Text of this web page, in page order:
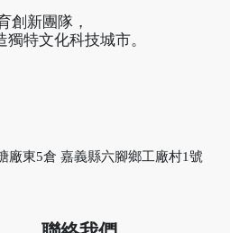
創新團隊，
特文化科技城市。
廠東5倉 嘉義縣六腳鄉工廠村1號